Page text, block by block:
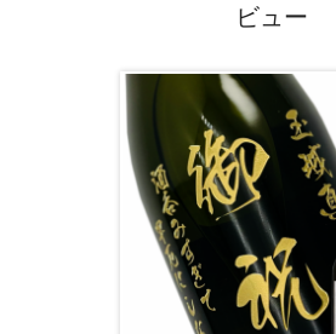
ビュー